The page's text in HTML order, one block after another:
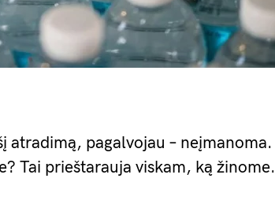
atradimą, pagalvojau – neįmanoma.
Tai prieštarauja viskam, ką žinome.